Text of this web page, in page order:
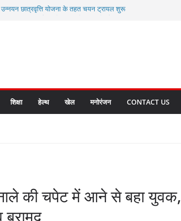
उन्नयन छात्रवृत्ति योजना के तहत चयन ट्रायल शुरू
के लिए अल्मोड़ा की गर्विता भाकुनी का
मित्र कैडेट्स का हुआ है चयन
सबसे बड़ी ताकत : मुख्यमंत्री पुष्कर सिंह धामी
बनाने के संकल्प को करना होगा साकार- मुख्यमंत्री
शिक्षा हेल्थ खेल मनोरंजन CONTACT US
की चपेट में आने से बहा युवक,